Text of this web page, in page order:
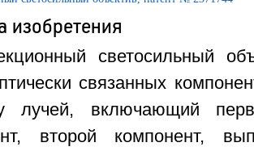
изобретения
светосильный
связанных
лучей, включающий
второй компонент,